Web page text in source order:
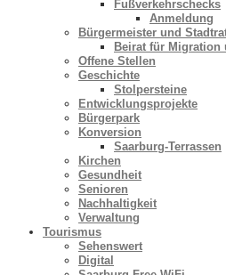
Fußverkehrschecks
Anmeldung
Bürgermeister und
Beirat für Migration
Offene Stellen
Geschichte
Stolpersteine
Entwicklungsprojekte
Bürgerpark
Konversion
Saarburg-Terrassen
Kirchen
Gesundheit
Senioren
Nachhaltigkeit
Verwaltung
Tourismus
Sehenswert
Digital